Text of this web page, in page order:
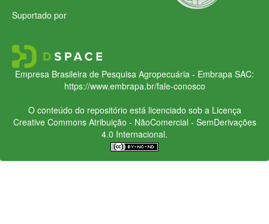
Suportado por
Empresa Brasileira de Pesquisa Agropecuária - Embrapa SAC:
https://www.embrapa.br/fale-conosco
O conteúdo do repositório está licenciado sob a Licença
Creative CommonsAtribuição - NãoComercial - SemDerivações
4.0 Internacional.